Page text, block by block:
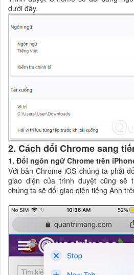
dưới đây.
2. Cách đổi Chrome sang
1. Đổi ngôn ngữ Chrome trên
Với bản Chrome iOS chúng ta phải
giao diện của trình duyệt cũng sẽ
chúng ta sẽ đổi giao diện tiếng Anh